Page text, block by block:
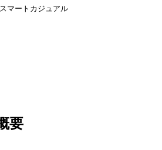
スマートカジュアル
要